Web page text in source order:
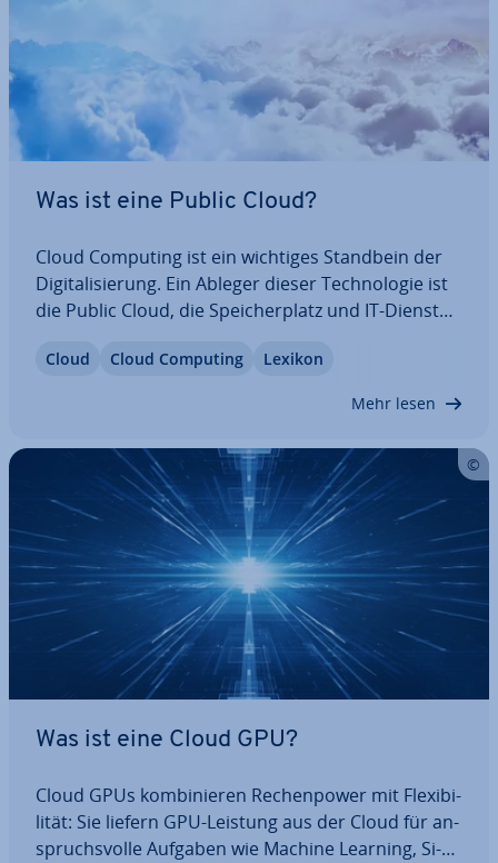
Was ist eine Public Cloud?
Cloud Computing ist ein wichtiges Standbein der
Di­gi­ta­li­sie­rung. Ein Ableger dieser Tech­no­lo­gie ist
die Public Cloud, die Spei­cher­platz und IT-Dienste
diesem Artikel, was sich hinter der Public Cloud
Cloud Cloud Computing Lexikon
Mehr lesen
Was ist eine Cloud GPU?
Cloud GPUs kom­bi­nie­ren Re­chen­power mit Fle­xi­bi­
li­tät: Sie liefern GPU-Leistung aus der Cloud für an­
spruchs­vol­le Aufgaben wie Machine Learning, Si­